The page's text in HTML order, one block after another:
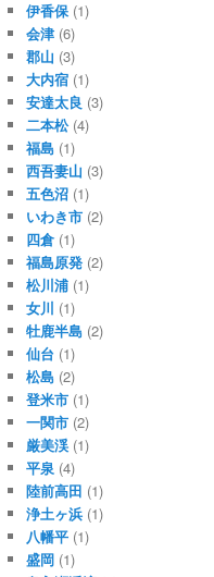
伊香保(1)
会津(6)
郡山 (3)
大内宿(1)
安達太良 (3)
二本松(4)
福島(1)
西吾妻山 (3)
五色沼(1)
いわき市(2)
四倉(1)
福島原発(2)
松川浦(1)
女川 (1)
牡鹿半島(2)
仙台 (1)
松島(2)
登米市(1)
一関市(2)
厳美渓(1)
平泉 (4)
陸前高田 (1)
浄土ヶ浜(1)
八幡平(1)
盛岡(1)